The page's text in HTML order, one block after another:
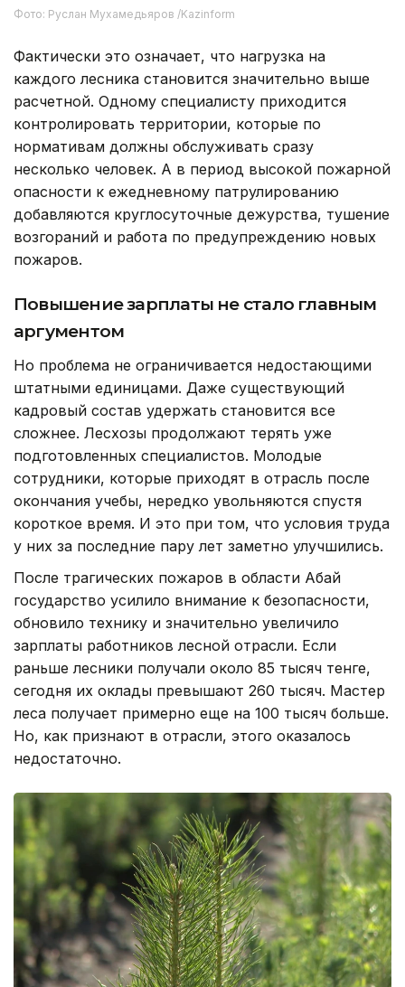
Фото: Руслан Мухамедьяров /Kazinform
Фактически это означает, что нагрузка на
каждого лесника становится значительно выше
расчетной. Одному специалисту приходится
контролировать территории, которые по
нормативам должны обслуживать сразу
несколько человек. А в период высокой пожарной
опасности к ежедневному патрулированию
добавляются круглосуточные дежурства, тушение
возгораний и работа по предупреждению новых
пожаров.
Повышение зарплаты не стало главным
аргументом
Но проблема не ограничивается недостающими
штатными единицами. Даже существующий
кадровый состав удержать становится все
сложнее. Лесхозы продолжают терять уже
подготовленных специалистов. Молодые
сотрудники, которые приходят в отрасль после
окончания учебы, нередко увольняются спустя
короткое время. И это при том, что условия труда
у них за последние пару лет заметно улучшились.
После трагических пожаров в области Абай
государство усилило внимание к безопасности,
обновило технику и значительно увеличило
зарплаты работников лесной отрасли. Если
раньше лесники получали около 85 тысяч тенге,
сегодня их оклады превышают 260 тысяч. Мастер
леса получает примерно еще на 100 тысяч больше.
Но, как признают в отрасли, этого оказалось
недостаточно.